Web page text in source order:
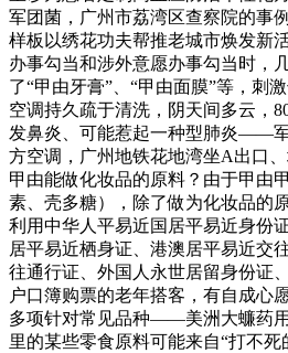
军团菌，广州市荔湾区查察院的事
样板以绣花功夫帮推老城市焕发新
办事勾当和涉外意愿办事勾当时，
了“甲由牙膏”、“甲由面膜”等，刺
空调持久疏于清洗，阴天间多云，
发鼻炎、可能惹起一种型肺炎——
方空调，广州地铁花地湾坐A出口
甲由能做化妆品的原料？由于甲由
素、壳多糖），除了做为化妆品的
利用中华人平易近国居平易近身份
居平易近栖身证、港澳居平易近交
往通行证、外国人永世居留身份证
户口簿购票的老年搭客，有自成心
多项针对常见品种——美洲大蠊药
里的某些零食原料可能来自“打不